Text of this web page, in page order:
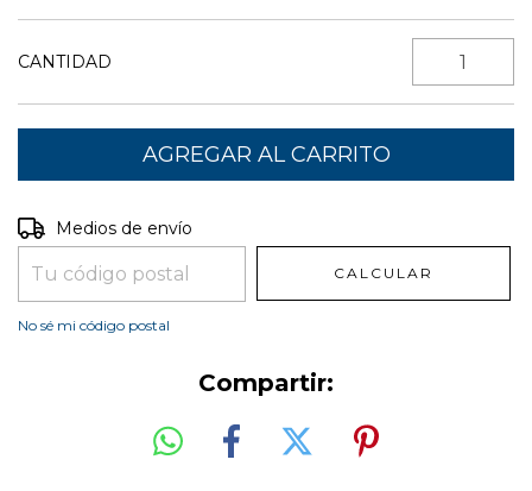
CANTIDAD
Entregas para el CP:
Medios de envío
CALCULAR
No sé mi código postal
Compartir: